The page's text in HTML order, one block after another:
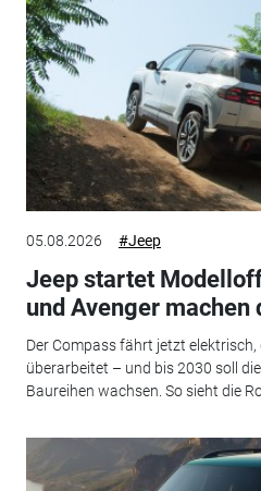
05.08.2026 #Jeep
Jeep startet
und Avenger machen
Der Compass fährt jetzt
überarbeitet – und bis 2030 soll
Baureihen wachsen. So sieht die